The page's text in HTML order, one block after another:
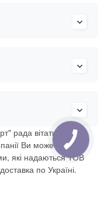
рада вітати Вас в
Ви можете
які надаються ТОВ
по Україні.